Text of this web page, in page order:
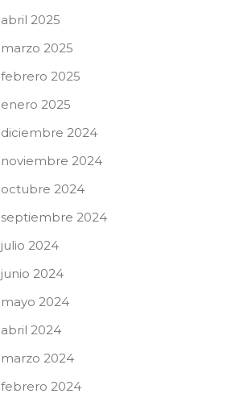
abril 2025
marzo 2025
febrero 2025
enero 2025
diciembre 2024
noviembre 2024
octubre 2024
septiembre 2024
julio 2024
junio 2024
mayo 2024
abril 2024
marzo 2024
febrero 2024